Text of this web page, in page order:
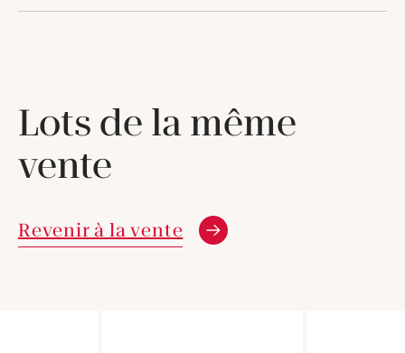
Lots de la même
vente
Revenir à la vente